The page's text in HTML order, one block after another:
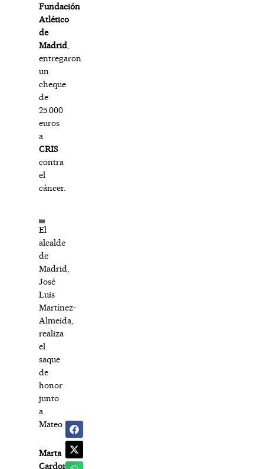
Fundación
Atlético
de
Madrid,
entregaron
un
cheque
de
25.000
euros
a
CRIS
contra
el
cáncer.
El
alcalde
de
Madrid,
José
Luis
Martínez-
Almeida,
realiza
el
saque
de
honor
junto
a
Mateo
Marta
Cardona,